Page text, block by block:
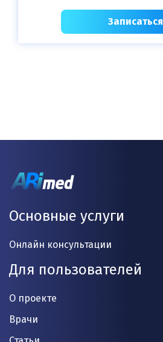
Записаться
Основные услуги
Онлайн консультации
Для пользователей
О проекте
Врачи